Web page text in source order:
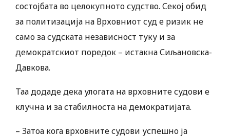
состојбата во целокупното судство. Секој обид
за политизација на Врховниот суд е ризик не
само за судската независност туку и за
демократскиот поредок – истакна Сиљановска-
Давкова.
Таа додаде дека улогата на врховните судови е
клучна и за стабилноста на демократијата.
– Затоа кога врховните судови успешно ја